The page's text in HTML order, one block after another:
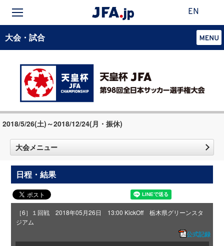
EN
大会・試合
2018/5/26(土)～2018/12/24(月・振休)
大会メニュー
日程・結果
［6］１回戦 2018年05月26日 13:00 KickOff 栃木県グリーンスタ
ジアム
公式記録